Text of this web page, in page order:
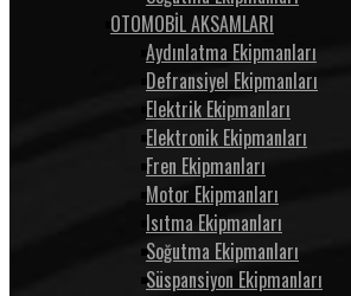
OTOMOBİL AKSAMLARI
Aydınlatma Ekipmanları
Defransiyel Ekipmanları
Elektrik Ekipmanları
Elektronik Ekipmanları
Fren Ekipmanları
Motor Ekipmanları
Isıtma Ekipmanları
Soğutma Ekipmanları
Süspansiyon Ekipmanları